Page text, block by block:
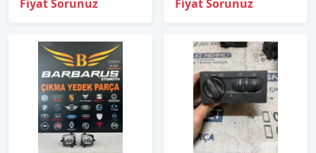
Fiyat Sorunuz Fiyat Sorunuz